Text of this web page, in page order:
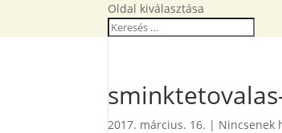
Oldal kiválasztása
2017. március. 16. | Nincsenek